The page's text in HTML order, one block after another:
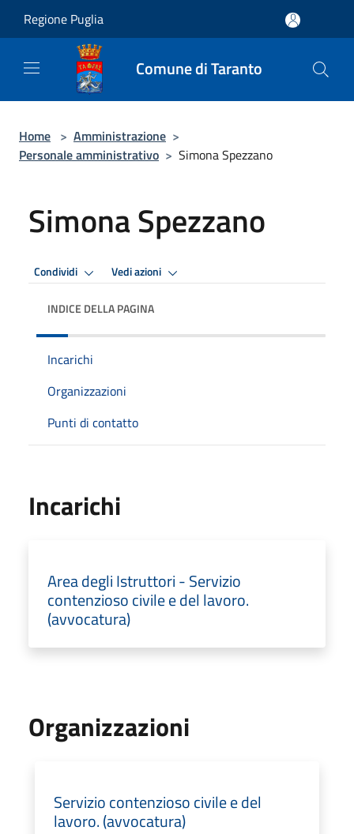
Regione Puglia
Comune di Taranto
Home > Amministrazione >
Personale amministrativo > Simona Spezzano
Simona Spezzano
Condividi Vedi azioni
INDICE DELLA PAGINA
Incarichi
Organizzazioni
Punti di contatto
Incarichi
Area degli Istruttori - Servizio
contenzioso civile e del lavoro.
(avvocatura)
Organizzazioni
Servizio contenzioso civile e del
lavoro. (avvocatura)